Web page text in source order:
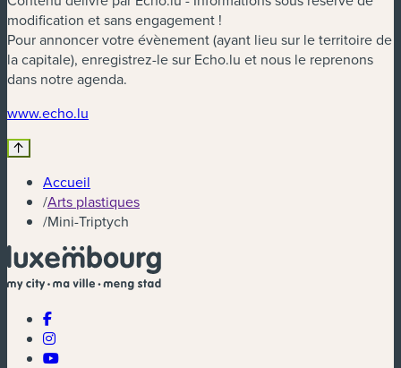
modification et sans engagement !
Pour annoncer votre évènement (ayant lieu sur le territoire de
la capitale), enregistrez-le sur Echo.lu et nous le reprenons
dans notre agenda.
www.echo.lu
Accueil
/Arts plastiques
/Mini-Triptych